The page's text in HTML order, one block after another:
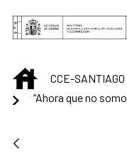
Saltar al contenido
INICIOCCE-SANTIAGO
“Ahora que no